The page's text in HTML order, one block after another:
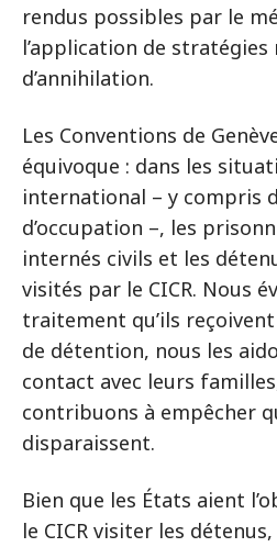
rendus possibles par le
l’application de
d’annihilation.
Les Conventions de
équivoque : dans les
international – y compris
d’occupation –, les
internés civils et les
visités par le CICR. Nous
traitement qu’ils
de détention, nous les
contact avec leurs
contribuons à empêcher
disparaissent.
Bien que les États aient
le CICR visiter les